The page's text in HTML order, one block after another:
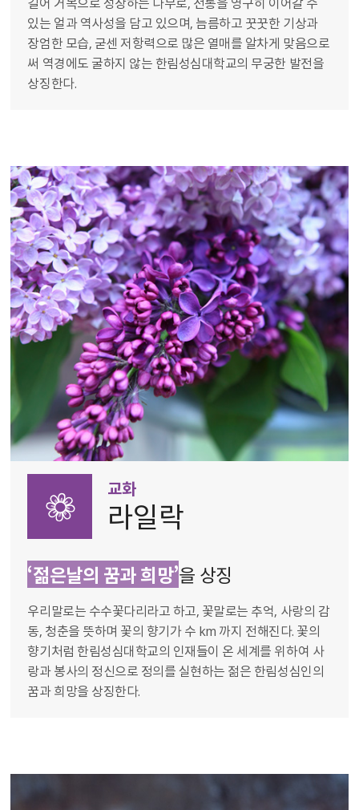
있는 얼과 역사성을 담고 있으며, 늠름하고 꿋꿋한 기상과
장엄한 모습, 굳센 저항력으로 많은 열매를 알차게 맞음으로
써 역경에도 굴하지 않는 한림성심대학교의 무궁한 발전을
상징한다.
교화
라일락
‘젊은날의 꿈과 희망’을 상징
우리말로는 수수꽃다리라고 하고, 꽃말로는 추억, 사랑의 감
동, 청춘을 뜻하며 꽃의 향기가 수 km 까지 전해진다. 꽃의
향기처럼 한림성심대학교의 인재들이 온 세계를 위하여 사
랑과 봉사의 정신으로 정의를 실현하는 젊은 한림성심인의
꿈과 희망을 상징한다.